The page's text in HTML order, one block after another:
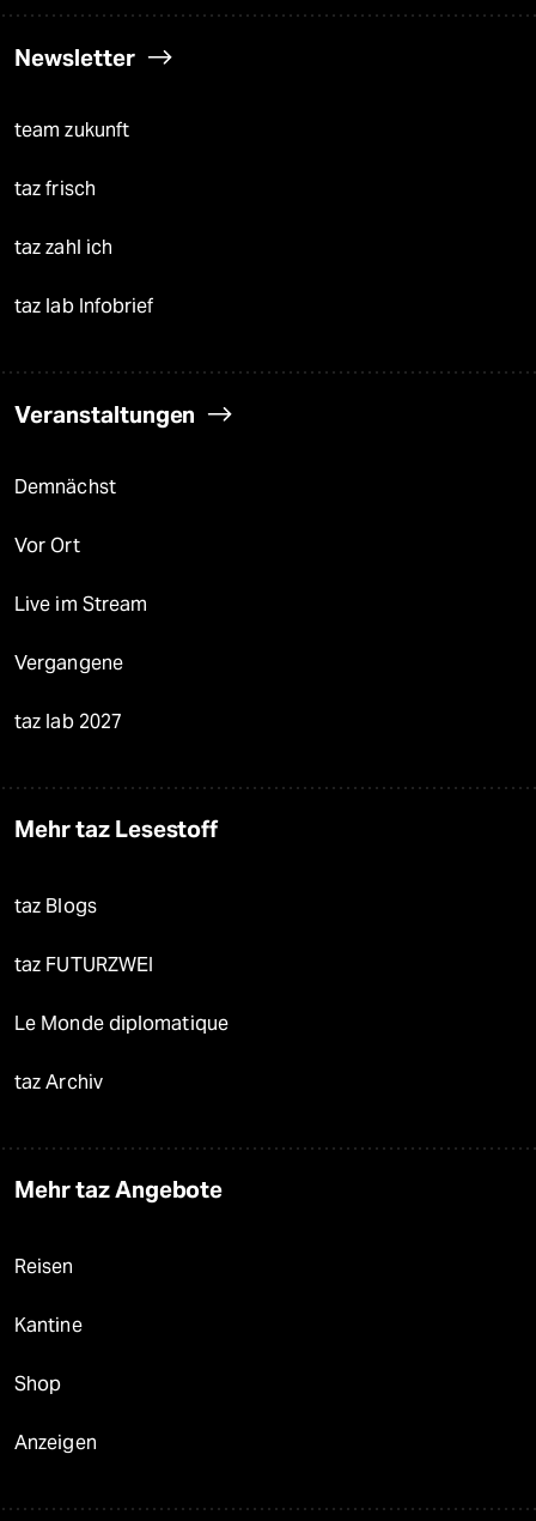
Newsletter
team zukunft
taz frisch
taz zahl ich
taz lab Infobrief
Veranstaltungen
Demnächst
Vor Ort
Live im Stream
Vergangene
taz lab 2027
Mehr taz Lesestoff
taz Blogs
taz FUTURZWEI
Le Monde diplomatique
taz Archiv
Mehr taz Angebote
Reisen
Kantine
Shop
Anzeigen